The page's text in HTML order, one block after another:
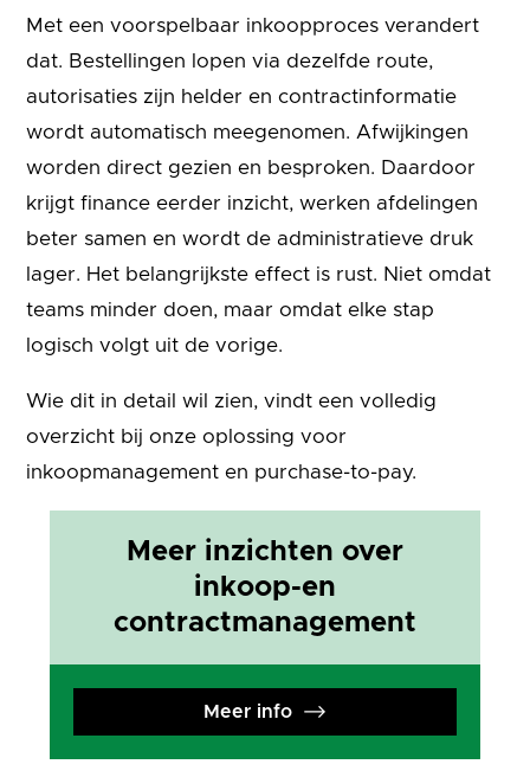
Met een voorspelbaar inkoopproces verandert
dat. Bestellingen lopen via dezelfde route,
autorisaties zijn helder en contractinformatie
wordt automatisch meegenomen. Afwijkingen
worden direct gezien en besproken. Daardoor
krijgt finance eerder inzicht, werken afdelingen
beter samen en wordt de administratieve druk
lager. Het belangrijkste effect is rust. Niet omdat
teams minder doen, maar omdat elke stap
logisch volgt uit de vorige.
Wie dit in detail wil zien, vindt een volledig
overzicht bij onze oplossing voor
inkoopmanagement en purchase-to-pay.
Meer inzichten over
inkoop-en
contractmanagement
Meer info